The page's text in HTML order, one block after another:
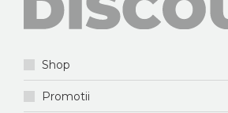
Shop
Promotii